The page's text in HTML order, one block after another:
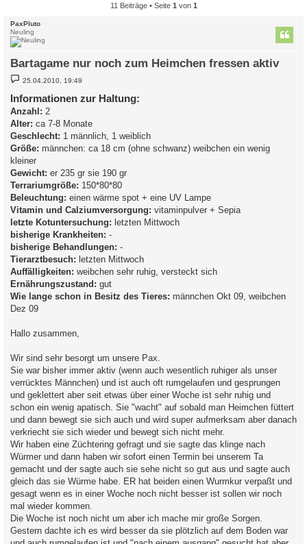
11 Beiträge • Seite 1 von 1
PaxPluto
Neuling
Bartagame nur noch zum Heimchen fressen aktiv
B
e
i
t
r
g
25.04.2010, 19:49
Informationen zur Haltung:
Anzahl: 2
Alter: ca 7-8 Monate
Geschlecht: 1 männlich, 1 weiblich
Größe: männchen: ca 18 cm (ohne schwanz) weibchen ein wenig
kleiner
Gewicht: er 235 gr sie 190 gr
Terrariumgröße: 150*80*80
Beleuchtung: einen wärme spot + eine UV Lampe
Vitamin und Calziumversorgung: vitaminpulver + Sepia
letzte Kotuntersuchung: letzten Mittwoch
bisherige Krankheiten: -
bisherige Behandlungen: -
Tierarztbesuch: letzten Mittwoch
Auffälligkeiten: weibchen sehr ruhig, versteckt sich
Ernährungszustand: gut
Wie lange schon in Besitz des Tieres: männchen Okt 09, weibchen
Dez 09
Hallo zusammen,
Wir sind sehr besorgt um unsere Pax.
Sie war bisher immer aktiv (wenn auch wesentlich ruhiger als unser
verrücktes Männchen) und ist auch oft rumgelaufen und gesprungen
und geklettert aber seit etwas über einer Woche ist sehr ruhig und
schon ein wenig apatisch. Sie "wacht" auf sobald man Heimchen füttert
und dann bewegt sie sich auch und wird super aufmerksam aber danach
verkriecht sie sich wieder und bewegt sich nicht mehr.
Wir haben eine Züchtering gefragt und sie sagte das klinge nach
Würmer und dann haben wir sofort einen Termin bei unserem Ta
gemacht und der sagte auch sie sehe nicht so gut aus und sagte auch
gleich das sie Würme habe. ER hat beiden einen Wurmkur verpaßt und
gesagt wenn es in einer Woche noch nicht besser ist sollen wir noch
mal wieder kommen.
Die Woche ist noch nicht um aber ich mache mir große Sorgen.
Gestern dachte ich es wird besser da sie plötzlich auf dem Boden war